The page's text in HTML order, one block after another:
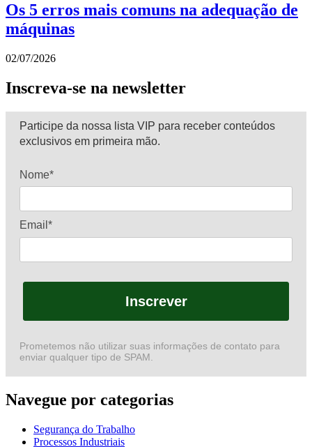
Os 5 erros mais comuns na adequação de
máquinas
02/07/2026
Inscreva-se na newsletter
Participe da nossa lista VIP para receber conteúdos
exclusivos em primeira mão.
Nome*
Email*
Inscrever
Prometemos não utilizar suas informações de contato para
enviar qualquer tipo de SPAM.
Navegue por categorias
Segurança do Trabalho
Processos Industriais